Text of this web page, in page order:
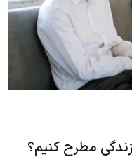
مطرح کنیم؟